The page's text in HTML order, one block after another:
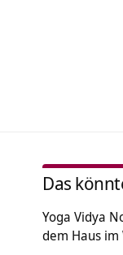
Das
Yoga Vidya
dem Haus